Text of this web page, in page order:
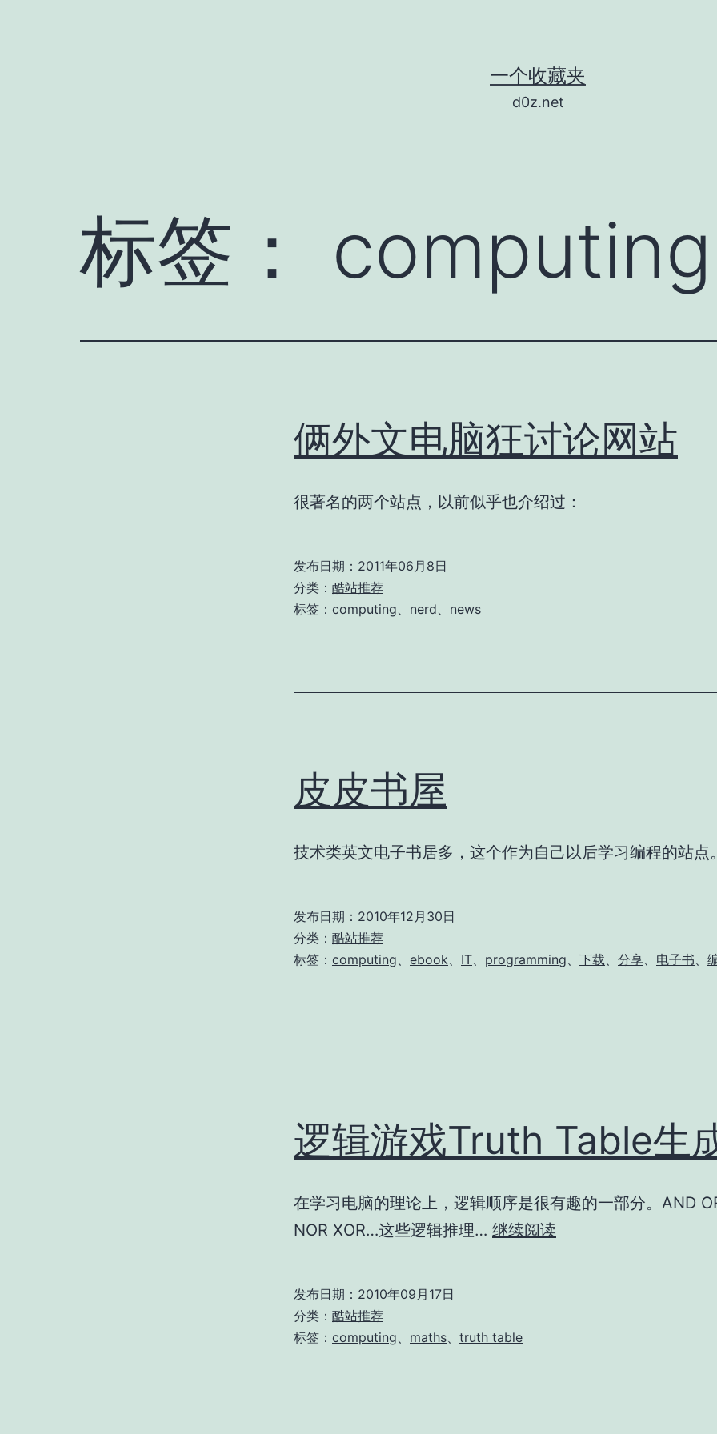
一个收藏夹
d0z.net
标签： computing
俩外文电脑狂讨论网站
很著名的两个站点，以前似乎也介绍过：
发布日期： 2011年06月8日
分类： 酷站推荐
标签： computing、 nerd、 news
皮皮书屋
技术类英文电子书居多，这个作为自己以后学习编程的站点
发布日期： 2010年12月30日
分类： 酷站推荐
标签： computing、 ebook、 IT、 programming、 下载、 分享、 电子书、
逻辑游戏Truth Table生
在学习电脑的理论上，逻辑顺序是很有趣的一部分。AND
NOR XOR…这些逻辑推理… 继续阅读
发布日期： 2010年09月17日
分类： 酷站推荐
标签： computing、 maths、 truth table